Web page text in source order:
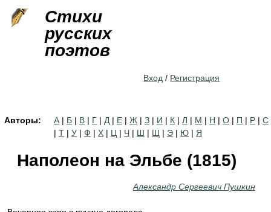
Стихи
русских
поэтов
Вход / Регистрация
Авторы: А | Б | В | Г | Д | Е | Ж | З | И | К | Л | М | Н | О | П | Р | С
| Т | У | Ф | Х | Ц | Ч | Ш | Щ | Э | Ю | Я
Наполеон на Эльбе (1815)
Александр Сергеевич Пушкин